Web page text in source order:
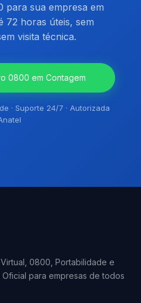
para sua empresa em
72 horas úteis, sem
visita técnica.
0800 em Contagem
· Suporte 24/7 · Autorizada
0800, Portabilidade e
para empresas de todos